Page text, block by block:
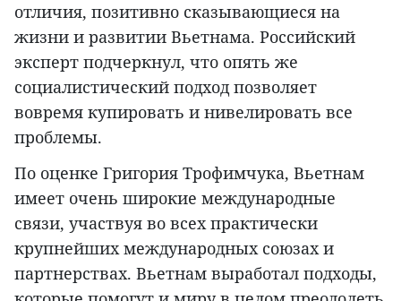
отличия, позитивно сказывающиеся на
жизни и развитии Вьетнама. Российский
эксперт подчеркнул, что опять же
социалистический подход позволяет
вовремя купировать и нивелировать все
проблемы.
По оценке Григория Трофимчука, Вьетнам
имеет очень широкие международные
связи, участвуя во всех практически
крупнейших международных союзах и
партнерствах. Вьетнам выработал подходы,